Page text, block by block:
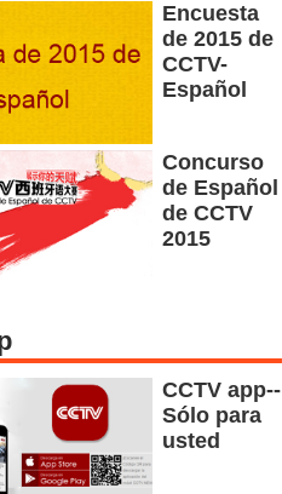
Encuesta
de 2015 de
CCTV-
Español
Concurso
de Español
de CCTV
2015
CCTV app--
Sólo para
usted